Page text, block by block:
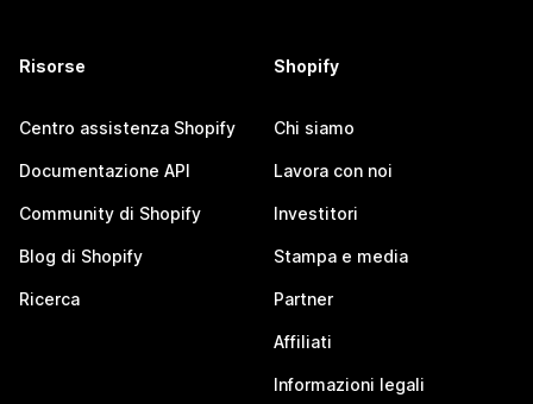
Risorse
Centro assistenza Shopify
Documentazione API
Community di Shopify
Blog di Shopify
Ricerca
Shopify
Chi siamo
Lavora con noi
Investitori
Stampa e media
Partner
Affiliati
Informazioni legali